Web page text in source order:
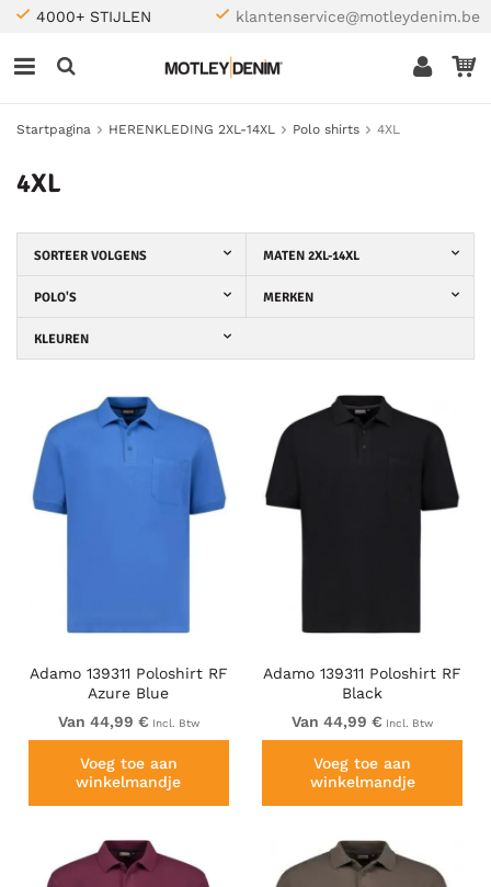
4000+ STIJLEN klantenservice@motleydenim.be
Startpagina HERENKLEDING 2XL-14XL Polo shirts 4XL
4XL
SORTEER VOLGENS MATEN 2XL-14XL
POLO'S MERKEN
KLEUREN
Adamo 139311 Poloshirt RF
Azure Blue
Van 44,99 € Incl. Btw
Voeg toe aan
winkelmandje
Adamo 139311 Poloshirt RF
Black
Van 44,99 € Incl. Btw
Voeg toe aan
winkelmandje